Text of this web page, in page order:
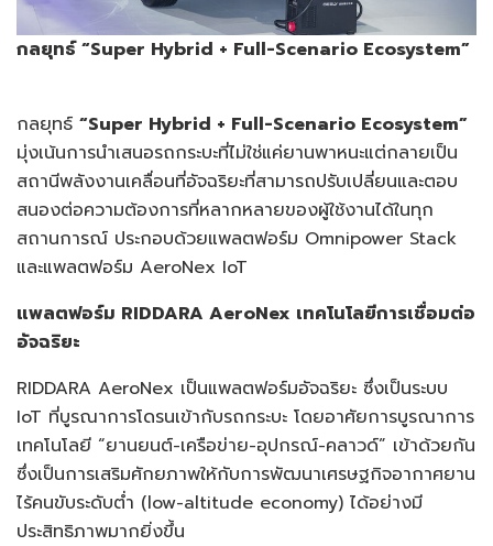
กลยุทธ์ “Super Hybrid + Full-Scenario Ecosystem”
กลยุทธ์ “Super Hybrid + Full-Scenario Ecosystem”
มุ่งเน้นการนำเสนอรถกระบะที่ไม่ใช่แค่ยานพาหนะแต่กลายเป็น
สถานีพลังงานเคลื่อนที่อัจฉริยะที่สามารถปรับเปลี่ยนและตอบ
สนองต่อความต้องการที่หลากหลายของผู้ใช้งานได้ในทุก
สถานการณ์ ประกอบด้วยแพลตฟอร์ม Omnipower Stack
และแพลตฟอร์ม AeroNex IoT
แพลตฟอร์ม RIDDARA AeroNex เทคโนโลยีการเชื่อมต่อ
อัจฉริยะ
RIDDARA AeroNex เป็นแพลตฟอร์มอัจฉริยะ ซึ่งเป็นระบบ
IoT ที่บูรณาการโดรนเข้ากับรถกระบะ โดยอาศัยการบูรณาการ
เทคโนโลยี “ยานยนต์-เครือข่าย-อุปกรณ์-คลาวด์” เข้าด้วยกัน
ซึ่งเป็นการเสริมศักยภาพให้กับการพัฒนาเศรษฐกิจอากาศยาน
ไร้คนขับระดับต่ำ (low-altitude economy) ได้อย่างมี
ประสิทธิภาพมากยิ่งขึ้น